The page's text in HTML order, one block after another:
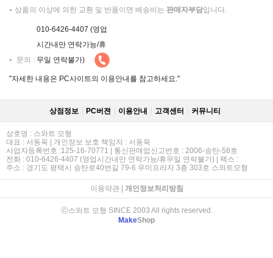
상품의 이상에 의한 교환 및 반품이면 배송비는 판매자부담입니다.
문의 :
010-6426-4407 (영업
시간내만 연락가능/휴
무일 연락불가)
"자세한 내용은 PC사이트의 이용안내를 참고하세요."
상점정보 PC버젼 이용안내 고객센터 커뮤니티
상호명 : 스와트 모형
대표 : 서동욱 | 개인정보 보호 책임자 : 서동욱
사업자등록번호 :125-16-70771 | 통신판매업신고번호 : 2006-송탄-58호
전화 : 010-6426-4407 (영업시간내만 연락가능/휴무일 연락불가) | 팩스 :
주소 : 경기도 평택시 송탄로40번길 79-6 우미프라자 3층 303호 스와트모형
이용약관| 개인정보처리방침
ⓒ스와트 모형 SINCE 2003 All rights reserved.
MakeShop